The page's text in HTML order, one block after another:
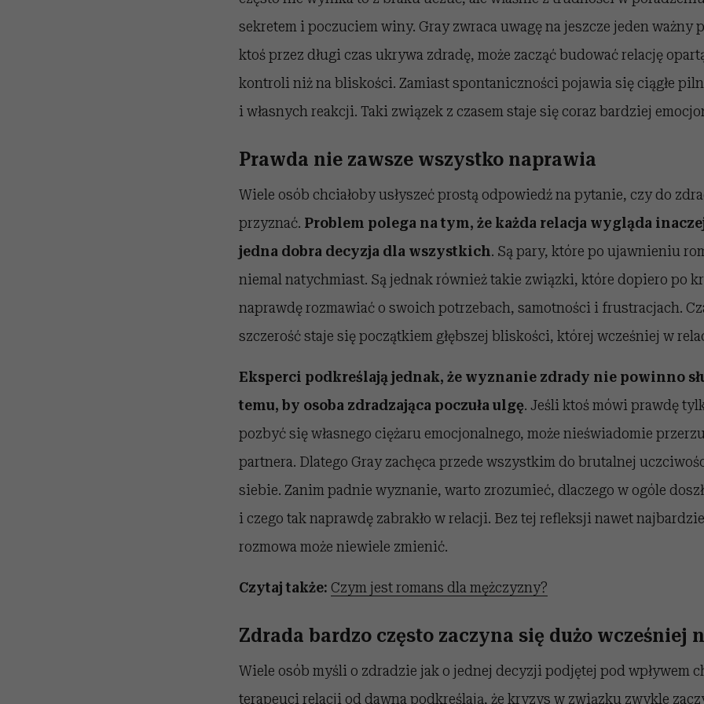
sekretem i poczuciem winy. Gray zwraca uwagę na jeszcze jeden ważny
ktoś przez długi czas ukrywa zdradę, może zacząć budować relację
kontroli niż na bliskości. Zamiast spontaniczności pojawia się ciągłe
i własnych reakcji. Taki związek z czasem staje się coraz bardziej
Prawda nie zawsze wszystko naprawia
Wiele osób chciałoby usłyszeć prostą odpowiedź na pytanie, czy do
przyznać. Problem polega na tym, że każda relacja wygląda
jedna dobra decyzja dla wszystkich. Są pary, które po ujawnieniu
niemal natychmiast. Są jednak również takie związki, które dopiero po
naprawdę rozmawiać o swoich potrzebach, samotności i frustracjach.
szczerość staje się początkiem głębszej bliskości, której wcześniej w
Eksperci podkreślają jednak, że wyznanie zdrady nie powinno
temu, by osoba zdradzająca poczuła ulgę. Jeśli ktoś mówi prawdę
pozbyć się własnego ciężaru emocjonalnego, może nieświadomie
partnera. Dlatego Gray zachęca przede wszystkim do brutalnej
siebie. Zanim padnie wyznanie, warto zrozumieć, dlaczego w ogóle
i czego tak naprawdę zabrakło w relacji. Bez tej refleksji nawet
rozmowa może niewiele zmienić.
Czytaj także: Czym jest romans dla mężczyzny?
Zdrada bardzo często zaczyna się dużo wcześniej
Wiele osób myśli o zdradzie jak o jednej decyzji podjętej pod wpływem
terapeuci relacji od dawna podkreślają, że kryzys w związku zwykle